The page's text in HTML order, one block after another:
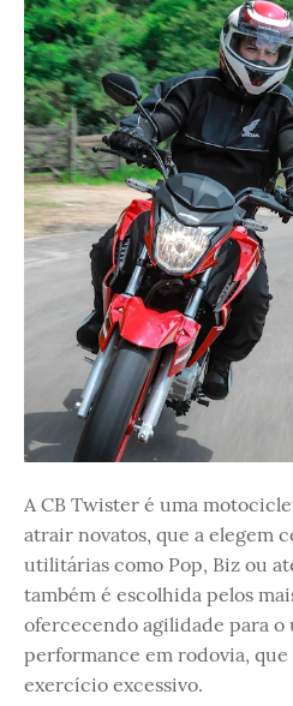
A CB Twister é uma
atrair novatos, que a elegem
utilitárias como Pop, Biz ou
também é escolhida pelos
ofercecendo agilidade para o
performance em rodovia,
exercício excessivo.